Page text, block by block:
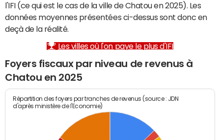
l'IFI (ce qui est le cas de la ville de Chatou en 2025). Les
données moyennes présentées ci-dessus sont donc en
deçà de la réalité.
Les villes où l'on paye le plus d'IFI
Foyers fiscaux par niveau de revenus à
Chatou en 2025
Répartition des foyers par tranches de revenus (source : JDN
d'après ministère de l'Economie)